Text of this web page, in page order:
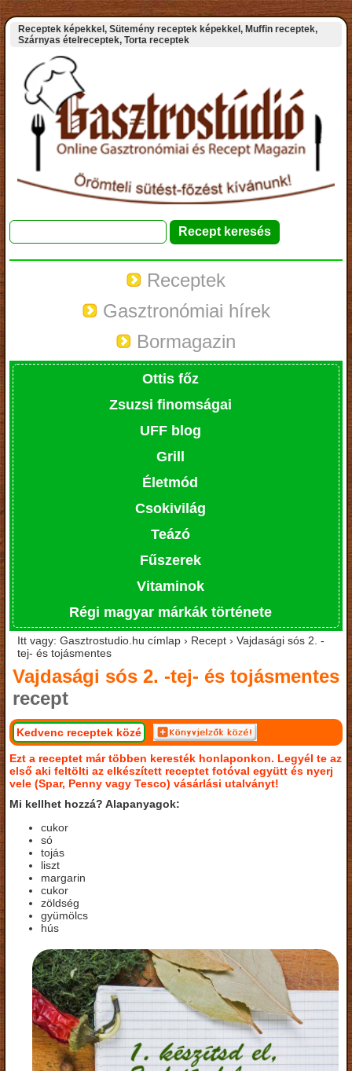
Receptek képekkel, Sütemény receptek képekkel, Muffin receptek,
Szárnyas ételreceptek, Torta receptek
Receptek
Gasztronómiai hírek
Bormagazin
Ottis főz
Zsuzsi finomságai
UFF blog
Grill
Életmód
Csokivilág
Teázó
Fűszerek
Vitaminok
Régi magyar márkák története
Itt vagy: Gasztrostudio.hu címlap › Recept › Vajdasági sós 2. -
tej- és tojásmentes
Vajdasági sós 2. -tej- és tojásmentes
recept
Kedvenc receptek közé
Ezt a receptet már többen keresték honlaponkon. Legyél te az
első aki feltölti az elkészített receptet fotóval együtt és nyerj
vele (Spar, Penny vagy Tesco) vásárlási utalványt!
Mi kellhet hozzá? Alapanyagok:
cukor
só
tojás
liszt
margarin
cukor
zöldség
gyümölcs
hús